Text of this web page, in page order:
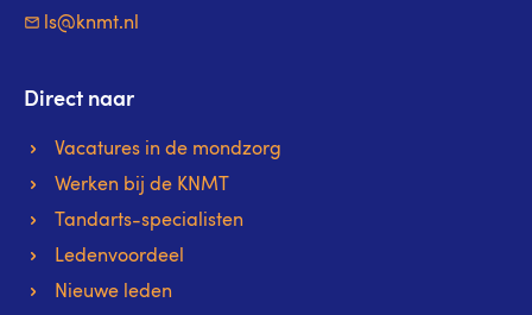
ls@knmt.nl
Direct naar
Vacatures in de mondzorg
Werken bij de KNMT
Tandarts-specialisten
Ledenvoordeel
Nieuwe leden